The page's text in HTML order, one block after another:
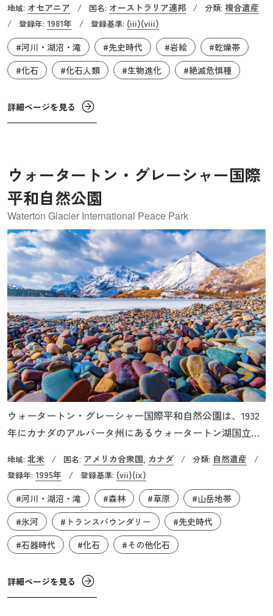
していた痕跡が残る最古の地で、4～5万年前から先住民ア
ボリジナル・ピープルが暮らしていました。かれらの描い
た岩絵跡も残っており、複合遺産となっています。この地
域からは、26,000年前に火葬された女性の骨など百数十体
のホモ・サピエンス・サピエンスの骨が出土しており、世
界最古の火葬場や植物食物の採集システムの痕跡も見つか
らには現生人類ホモ・サピエンス・サピエンスの文化や生
活の変遷を知ることのできる貴重な場所となっています。
地域: オセアニア / 国名: オーストラリア連邦 / 分類: 複合遺産
/ 登録年: 1981年 / 登録基準: (iii)(viii)
#河川・湖沼・滝
#先史時代 #岩絵
#乾燥帯
#化石
#化石人類 #生物進化 #絶滅危惧種
詳細ページを見る
ウォータートン・グレーシャー国際
平和自然公園
Waterton Glacier International Peace Park
ウォータートン・グレーシャー国際平和自然公園は、1932
年にカナダのアルバータ州にあるウォータートン湖国立公
が統合されて誕生した、世界初の国際平和公園です。国境
をまたぐ雄大なロッキー山脈には、ツンドラ地帯、亜高山
帯森林、山地林、草原などの手つかずの自然が広がってい
ます。この地域には、標高3,000m級の山々や多数の氷河
湖、渓流が存在しており、多様な動植物の生育地として極
めて重要な自然の宝庫となっています。
地域: 北米 / 国名: アメリカ合衆国, カナダ / 分類: 自然遺産
/
登録年: 1995年 / 登録基準: (vii)(ix)
#河川・湖沼・滝
#森林 #草原
#山岳地帯
#氷河
#トランスバウンダリー
#先史時代
#石器時代
#化石 #その他化石
詳細ページを見る